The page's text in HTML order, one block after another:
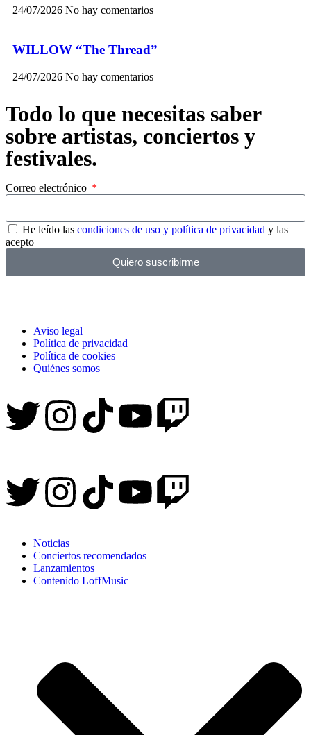
24/07/2026 No hay comentarios
WILLOW “The Thread”
24/07/2026 No hay comentarios
Todo lo que necesitas saber
sobre artistas, conciertos y
festivales.
Correo electrónico
He leído las condiciones de uso y política de privacidad y las
acepto
Quiero suscribirme
Aviso legal
Política de privacidad
Política de cookies
Quiénes somos
Noticias
Conciertos recomendados
Lanzamientos
Contenido LoffMusic